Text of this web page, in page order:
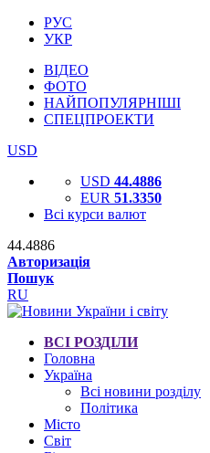
РУС
УКР
ВІДЕО
ФОТО
НАЙПОПУЛЯРНІШІ
СПЕЦПРОЕКТИ
USD
USD 44.4886
EUR 51.3350
Всі курси валют
44.4886
Авторизація
Пошук
RU
ВСІ РОЗДІЛИ
Головна
Україна
Всі новини розділу
Політика
Місто
Світ